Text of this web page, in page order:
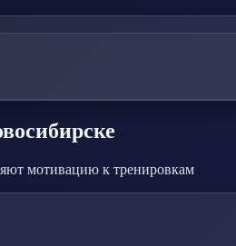
мотивацию к тренировкам